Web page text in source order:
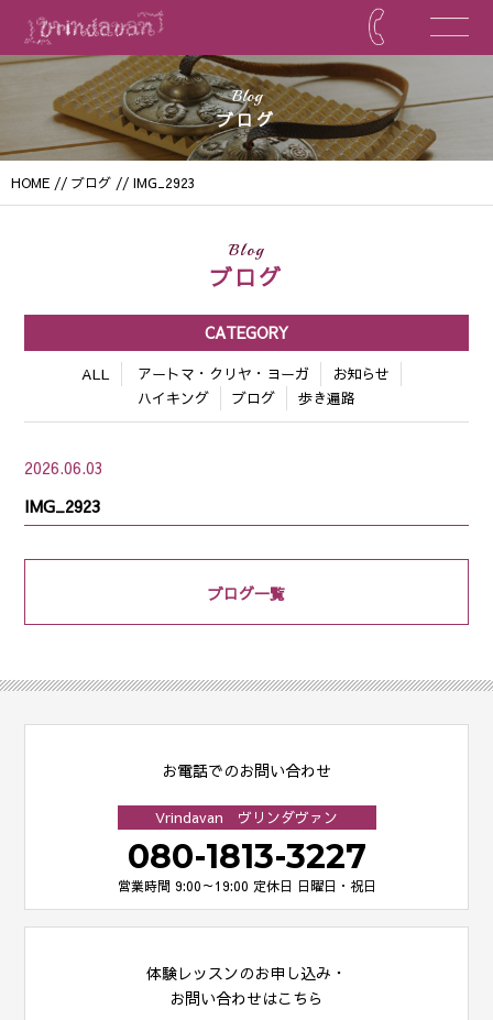
Blog
ブログ
HOME // ブログ // IMG_2923
Blog
ブログ
CATEGORY
ALL アートマ・クリヤ・ヨーガ
お知らせ
ハイキング
ブログ 歩き遍路
2026.06.03
IMG_2923
ブログ一覧
お電話でのお問い合わせ
Vrindavan ヴリンダヴァン
080-1813-3227
営業時間 9:00～19:00 定休日 日曜日・祝日
体験レッスンのお申し込み・
お問い合わせはこちら